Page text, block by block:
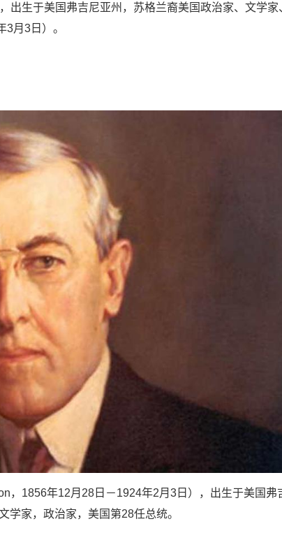
出生于美国弗吉尼亚州，苏格兰裔美国政治家、文学家
月3日）。
，1856年12月28日－1924年2月3日），出生于美国弗
学家，政治家，美国第28任总统。